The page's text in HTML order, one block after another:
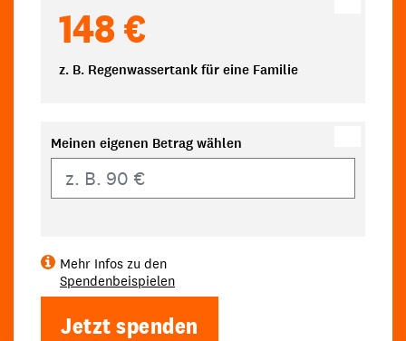
148 €
z. B. Regenwassertank für eine Familie
Meinen eigenen Betrag wählen
Mehr Infos zu den
Spendenbeispielen
Jetzt spenden